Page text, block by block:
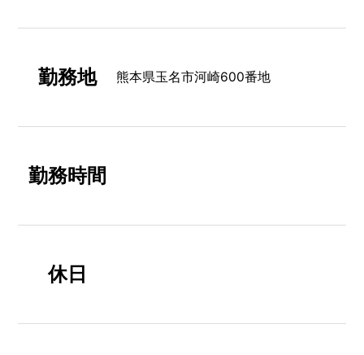
勤務地 熊本県玉名市河崎600番地
勤務時間
休日